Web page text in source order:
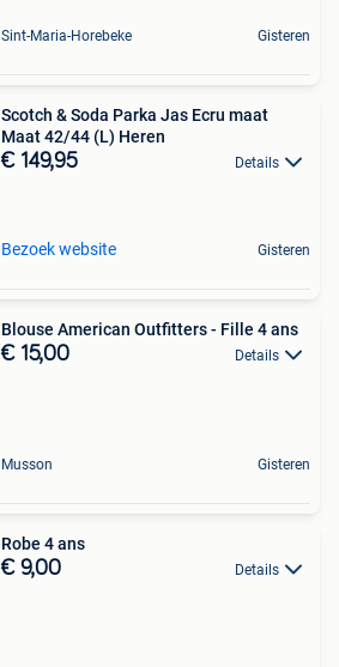
Sint-Maria-Horebeke Gisteren
Scotch & Soda Parka Jas Ecru maat
Maat 42/44 (L) Heren
€ 149,95 Details
Bezoek website Gisteren
Blouse American Outfitters - Fille 4 ans
€ 15,00 Details
Musson Gisteren
Robe 4 ans
€ 9,00 Details